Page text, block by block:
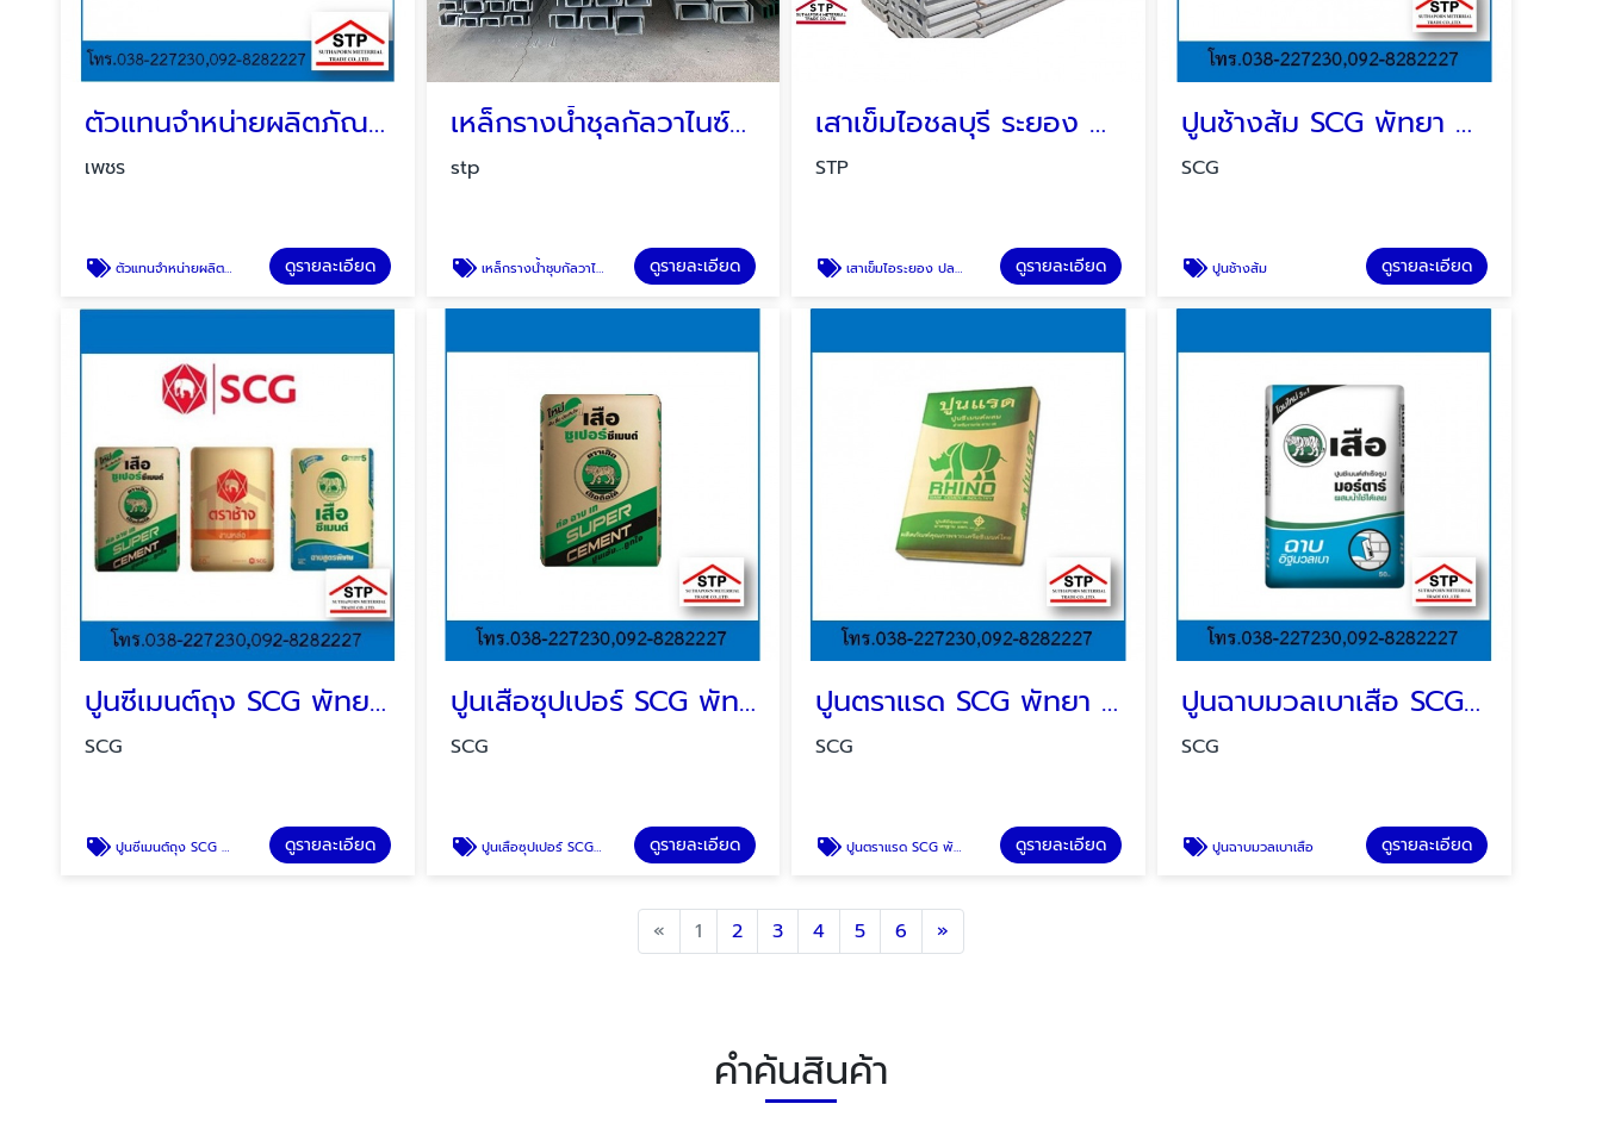
ตัวแทนจำหน่ายผลิตภัณฑ์ตราเพชร
เพชร
ตัวแทนจำหน่ายผลิตภัณฑ์ตราเพชร ดูรายละเอียด
เหล็กรางน้ำชุลกัลวาไนซ์ HDG ระยอง ชลบุรี บ่อวิน ปลวกแดง
stp
เหล็กรางน้ำชุบกัลวาไนซ์ ดูรายละเอียด
เสาเข็มไอชลบุรี ระยอง บ่อวิน ปลวกแดง
STP
เสาเข็มไอระยอง ปลวกแดง บ่อวิน ชลบุรี ดูรายละเอียด
ปูนช้างส้ม SCG พัทยา บ่อวิน ระยอง
SCG
ปูนช้างส้ม ดูรายละเอียด
ปูนซีเมนต์ถุง SCG พัทยา บ่อวิน
SCG
ปูนซีเมนต์ถุง SCG พัทยา บ่อวิน ดูรายละเอียด
ปูนเสือซุปเปอร์ SCG พัทยา บ่อวิน ระยอง
SCG
ปูนเสือซุปเปอร์ SCG พัทยา บ่อวิน ระยอง ดูรายละเอียด
ปูนตราแรด SCG พัทยา บ่อวิน ระยอง
SCG
ปูนตราแรด SCG พัทยา บ่อวิน ระยอง ดูรายละเอียด
ปูนฉาบมวลเบาเสือ SCG พัทยา บ่อวิน ระยอง
SCG
ปูนฉาบมวลเบาเสือ ดูรายละเอียด
« Previous
1 2 3 4 5 6 »
คำค้นสินค้า